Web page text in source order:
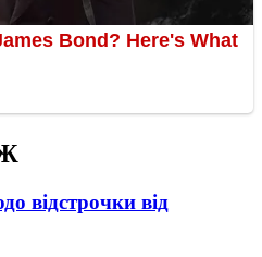
відстрочки від